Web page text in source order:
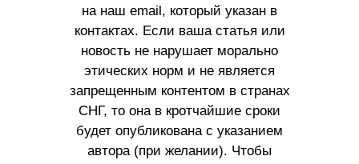
на наш email, который указан в
контактах. Если ваша статья или
новость не нарушает морально
этических норм и не является
запрещенным контентом в странах
СНГ, то она в кротчайшие сроки
будет опубликована с указанием
автора (при желании). Чтобы